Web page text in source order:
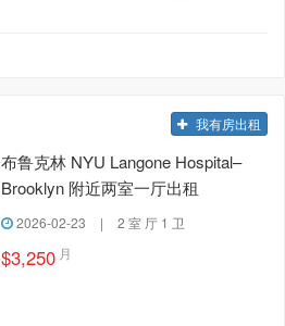
我有房出租
布鲁克林 NYU Langone Hospital–
Brooklyn 附近两室一厅出租
2026-02-23 | 2 室 厅 1 卫
$3,250 月